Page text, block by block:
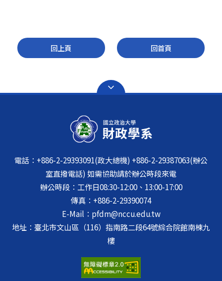
回上頁 回首頁
電話：+886-2-29393091(政大總機) +886-2-29387063(辦公
室直撥電話) 如需協助請於辦公時段來電
辦公時段：工作日08:30-12:00、13:00-17:00
傳真：+886-2-29390074
E-Mail：pfdm@nccu.edu.tw
地址：臺北市文山區（116）指南路二段64號綜合院館南棟九
樓